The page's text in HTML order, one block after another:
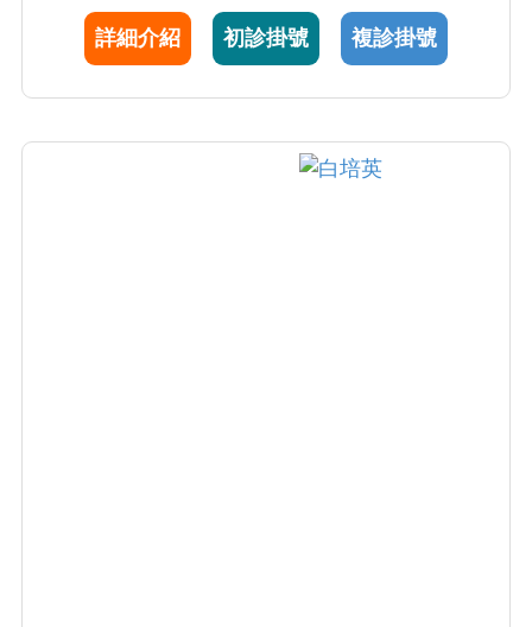
心臟病之房間隔缺損及動脈導管未閉的導管封
堵術、用於預防心房顫動病患中風之左心耳封
脈、股動脈、椎動脈等等) 的支架擴張術。
詳細介紹 初診掛號 複診掛號